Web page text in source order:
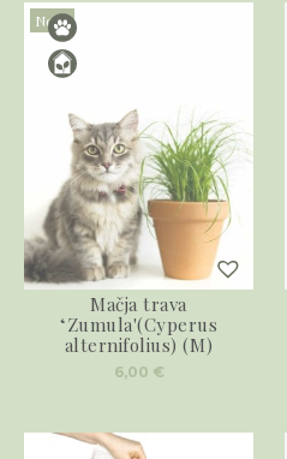
Novo
Mačja trava
‘Zumula'(Cyperus
alternifolius) (M)
6,00 €